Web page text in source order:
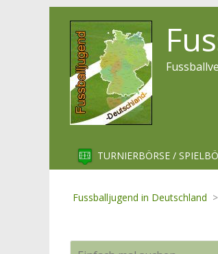
TURNIERBÖRSE /
Fussballjugend in Deutschland >